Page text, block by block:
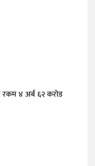
४ अर्ब ६२ करोड